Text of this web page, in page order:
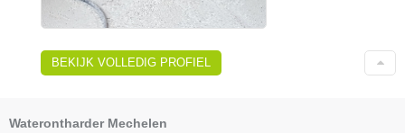
BEKIJK VOLLEDIG PROFIEL
Waterontharder Mechelen